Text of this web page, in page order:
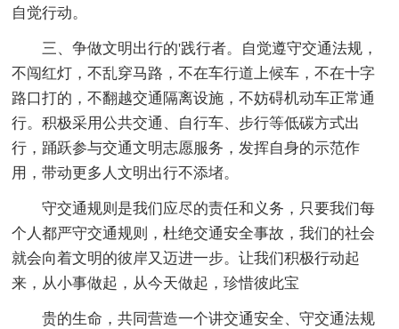
自觉行动。
三、争做文明出行的'践行者。自觉遵守交通法规，
不闯红灯，不乱穿马路，不在车行道上候车，不在十字
路口打的，不翻越交通隔离设施，不妨碍机动车正常通
行。积极采用公共交通、自行车、步行等低碳方式出
行，踊跃参与交通文明志愿服务，发挥自身的示范作
用，带动更多人文明出行不添堵。
守交通规则是我们应尽的责任和义务，只要我们每
个人都严守交通规则，杜绝交通安全事故，我们的社会
就会向着文明的彼岸又迈进一步。让我们积极行动起
来，从小事做起，从今天做起，珍惜彼此宝
贵的生命，共同营造一个讲交通安全、守交通法规